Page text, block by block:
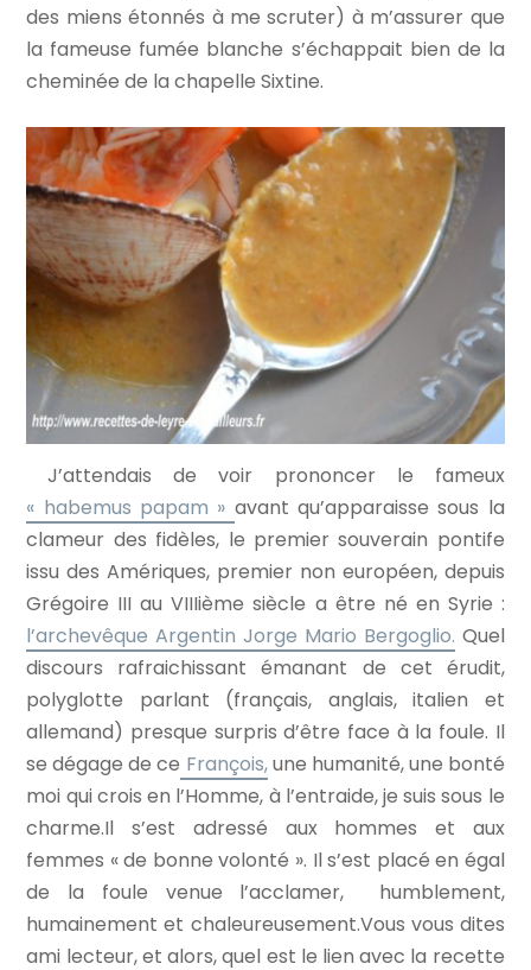
des miens étonnés à me scruter) à m’assurer que
la fameuse fumée blanche s’échappait bien de la
cheminée de la chapelle Sixtine.
J’attendais de voir prononcer le fameux
« habemus papam » avant qu’apparaisse sous la
clameur des fidèles, le premier souverain pontife
issu des Amériques, premier non européen, depuis
Grégoire III au VIIIième siècle a être né en Syrie :
l’archevêque Argentin Jorge Mario Bergoglio. Quel
discours rafraichissant émanant de cet érudit,
polyglotte parlant (français, anglais, italien et
allemand) presque surpris d’être face à la foule. Il
se dégage de ce François,une humanité, une bonté
moi qui crois en l’Homme, à l’entraide, je suis sous le
charme.Il s’est adressé aux hommes et aux
femmes « de bonne volonté ». Il s’est placé en égal
de la foule venue l’acclamer, humblement,
humainement et chaleureusement.Vous vous dites
ami lecteur, et alors, quel est le lien avec la recette